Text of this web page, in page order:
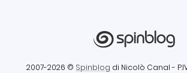
2007-2026 © Spinblog di Nicolò Canal -